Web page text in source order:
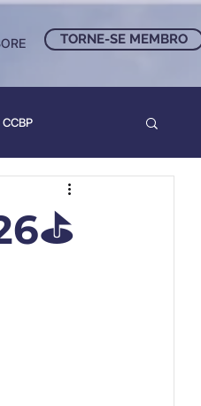
TORNE-SE MEMBRO